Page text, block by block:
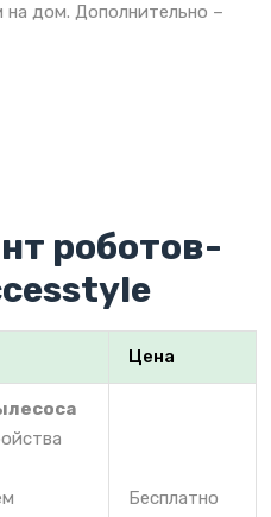
дом. Дополнительно –
роботов-
Цена
Бесплатно